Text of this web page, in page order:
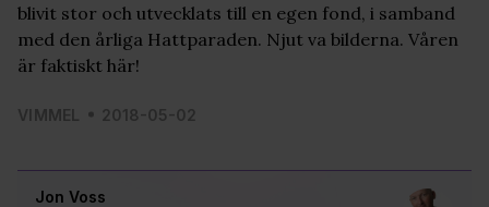
Jon Voss
blivit stor och utvecklats till en egen fond, i samband
med den årliga Hattparaden. Njut va bilderna. Våren
är faktiskt här!
VIMMEL 2018-05-02